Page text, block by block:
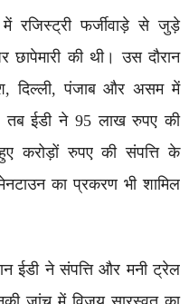
फर्जीवाड़े से जुड़े
छापेमारी की थी। उस दौरान
दिल्ली, पंजाब और असम में
तब ईडी ने 95 लाख रुपए की
रुपए की संपत्ति के
का प्रकरण भी शामिल
ईडी ने संपत्ति और मनी ट्रेल